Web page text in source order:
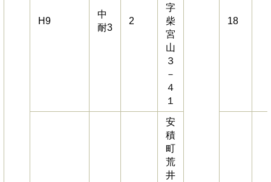
H9
中
耐3
2
字
柴
宮
山
３
－
４
１
18
安
積
町
荒
井